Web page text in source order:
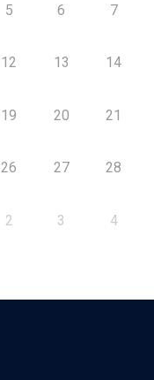
5 6 7
12 13 14
19 20 21
26 27 28
2 3 4